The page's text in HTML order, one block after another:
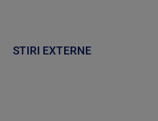
STIRI EXTERNE